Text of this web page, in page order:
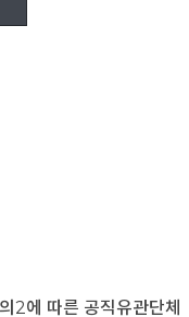
2에 따른 공직유관단체